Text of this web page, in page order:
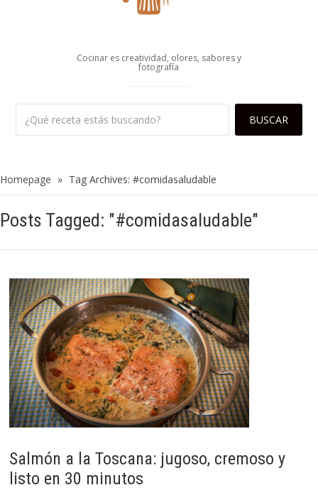
Cocinar es creatividad, olores, sabores y
fotografía
Homepage » Tag Archives: #comidasaludable
Posts Tagged: "#comidasaludable"
Salmón a la Toscana: jugoso, cremoso y
listo en 30 minutos